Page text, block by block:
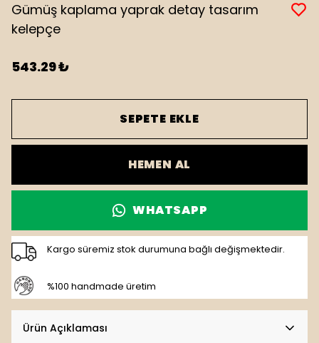
Gümüş kaplama yaprak detay tasarım
kelepçe
543.29 ₺
SEPETE EKLE
HEMEN AL
WHATSAPP
Kargo süremiz stok durumuna bağlı değişmektedir.
%100 handmade üretim
Ürün Açıklaması